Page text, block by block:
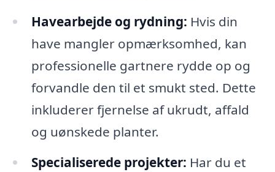
Havearbejde og rydning: Hvis din
have mangler opmærksomhed, kan
professionelle gartnere rydde op og
forvandle den til et smukt sted. Dette
inkluderer fjernelse af ukrudt, affald
og uønskede planter.
Specialiserede projekter: Har du et